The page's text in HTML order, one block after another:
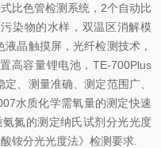
比色管检测系统，2个自动比
染物的水样， 双温区消解模
晶触摸屏，光纤检测技术，
高容量锂电池，TE-700Plus
、测量准确、测定范围广、
水质化学需氧量的测定快速
氮的测定纳氏试剂分光光度
铵分光光度法》检测要求